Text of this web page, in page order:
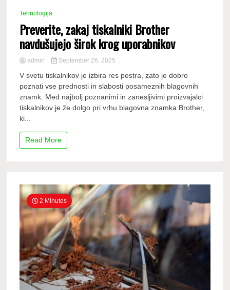
Tehnologija
Preverite, zakaj tiskalniki Brother
navdušujejo širok krog uporabnikov
admin September 26, 2025
V svetu tiskalnikov je izbira res pestra, zato je dobro
poznati vse prednosti in slabosti posameznih blagovnih
znamk. Med najbolj poznanimi in zanesljivimi proizvajalci
tiskalnikov je že dolgo pri vrhu blagovna znamka Brother,
ki...
Read More
2 Minutes